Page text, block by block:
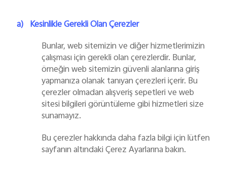
a) Kesinlikle Gerekli Olan Çerezler
Bunlar, web sitemizin ve diğer hizmetlerimizin
çalışması için gerekli olan çerezlerdir. Bunlar,
örneğin web sitemizin güvenli alanlarına giriş
yapmanıza olanak tanıyan çerezleri içerir. Bu
çerezler olmadan alışveriş sepetleri ve web
sitesi bilgileri görüntüleme gibi hizmetleri size
sunamayız.
Bu çerezler hakkında daha fazla bilgi için lütfen
sayfanın altındaki Çerez Ayarlarına bakın.